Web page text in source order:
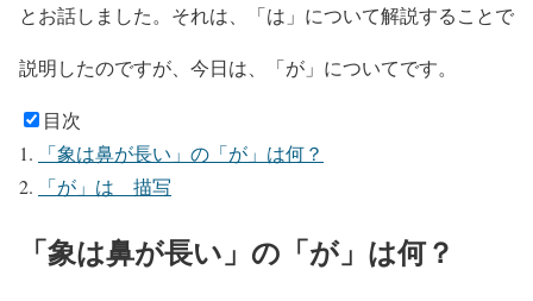
とお話しました。それは、「は」について解説することで
説明したのですが、今日は、「が」についてです。
目次
「象は鼻が長い」の「が」は何？
「が」は 描写
「象は鼻が長い」の「が」は何？